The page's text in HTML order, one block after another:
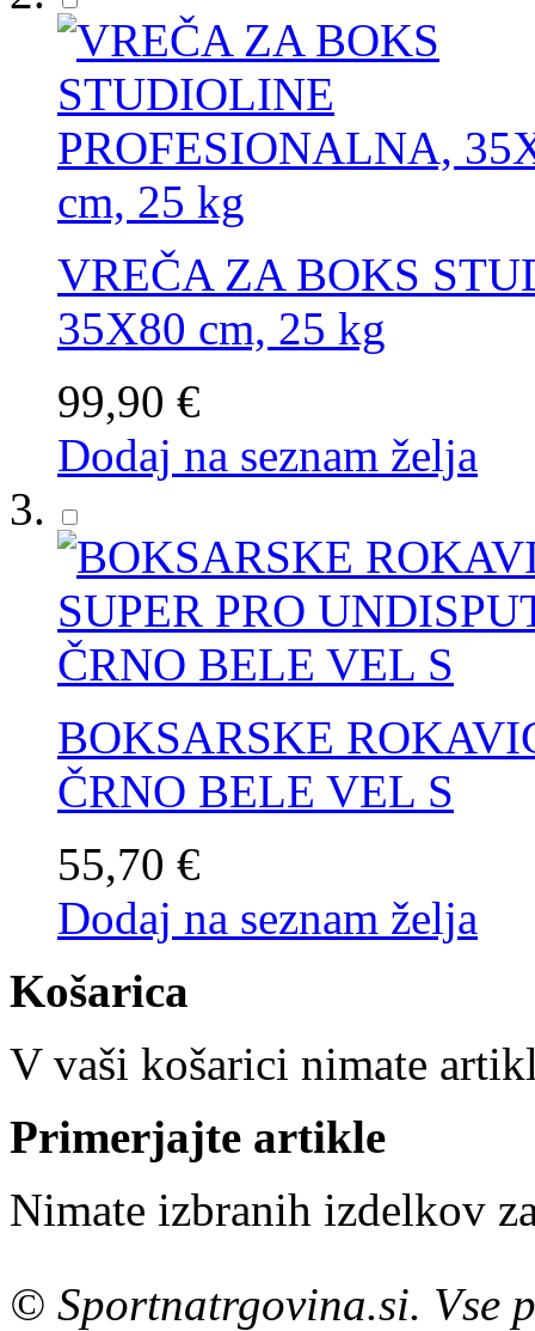
VREČA ZA BOKS
35X80 cm, 25 kg
99,90 €
Dodaj na seznam želja
BOKSARSKE
ČRNO BELE VEL S
55,70 €
Dodaj na seznam želja
Košarica
V vaši košarici nimate
Primerjajte artikle
Nimate izbranih izdelkov
© Sportnatrgovina.si. Vse